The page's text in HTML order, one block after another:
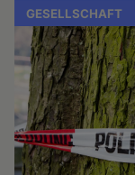
GESELLSCHAFT